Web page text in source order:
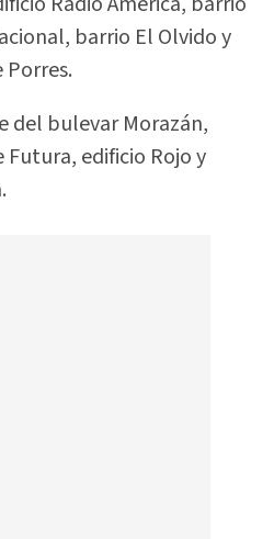
barrio El Olvido y
Porres.
del bulevar Morazán,
edificio Rojo y